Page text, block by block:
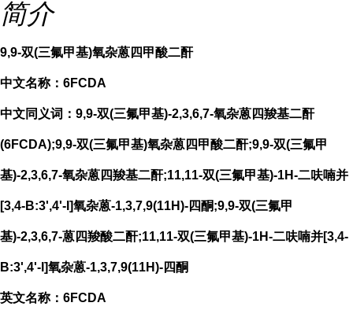
简介
9,9-双(三氟甲基)氧杂蒽四甲酸二酐
中文名称：6FCDA
中文同义词：9,9-双(三氟甲基)-2,3,6,7-氧杂蒽四羧基二酐
(6FCDA);9,9-双(三氟甲基)氧杂蒽四甲酸二酐;9,9-双(三氟甲
基)-2,3,6,7-氧杂蒽四羧基二酐;11,11-双(三氟甲基)-1H-二呋喃并
[3,4-B:3',4'-I]氧杂蒽-1,3,7,9(11H)-四酮;9,9-双(三氟甲
基)-2,3,6,7-蒽四羧酸二酐;11,11-双(三氟甲基)-1H-二呋喃并[3,4-
B:3',4'-I]氧杂蒽-1,3,7,9(11H)-四酮
英文名称：6FCDA